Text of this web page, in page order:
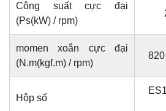
Công suất cực đại
(Ps(kW) / rpm)
momen xoắn cực đại
(N.m(kgf.m) / rpm)
Hộp số